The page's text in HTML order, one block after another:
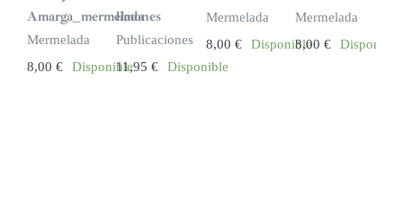
Amarga_mermelada
Mermelada
8,00 € Disponible
limones
Publicaciones
11,95€ Disponible
Mermelada
8,00 € Disponible
Mermelada
8,00€ Disponible